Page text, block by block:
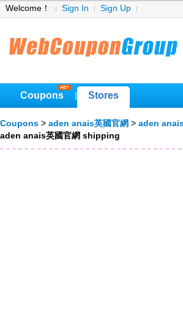
Welcome！ Sign In Sign Up
Coupons Stores
Coupons > aden anais英國官網 > aden
aden anais英國官網 shipping